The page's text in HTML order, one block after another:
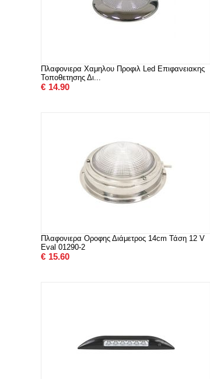
Πλαφονιερα Χαμηλου Προφιλ Led Επιφανειακης
Τοποθετησης Δι...
€ 14.90
Πλαφονιερα Οροφης Διάμετρος 14cm Τάση 12 V
Eval 01290-2
€ 15.60